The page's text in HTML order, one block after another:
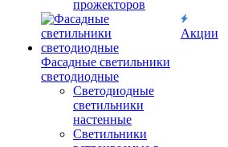
прожекторов
Фасадные светильники
светодиодные
Светодиодные
светильники
настенные
Светильники
Акции